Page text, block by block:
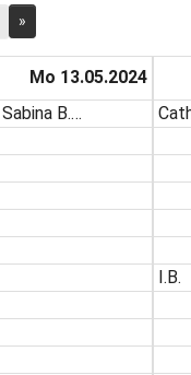
»
Mo 13.05.2024
Sabina B.…
I.B.